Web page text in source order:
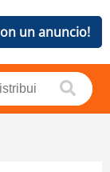
un anuncio!